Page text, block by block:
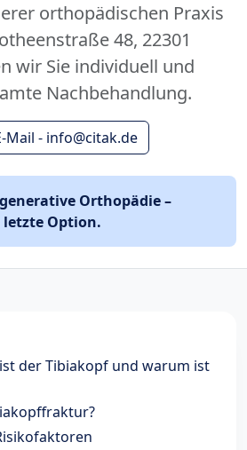
orthopädischen Praxis
48, 22301
wir Sie individuell und
Nachbehandlung.
Mail - info@citak.de
Orthopädie –
Option.
der Tibiakopf und warum ist